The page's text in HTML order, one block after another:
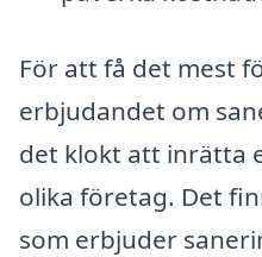
För att få det mest
erbjudandet om
det klokt att inrätta
olika företag. Det
som erbjuder